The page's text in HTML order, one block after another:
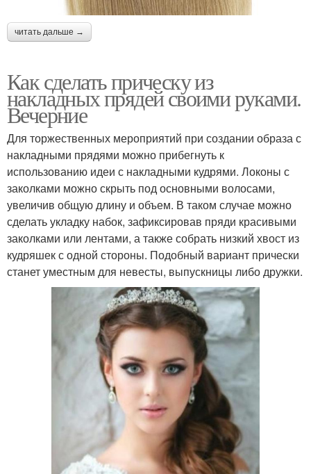
читать дальше →
Как сделать прическу из
накладных прядей своими руками.
Вечерние
Для торжественных мероприятий при создании образа с
накладными прядями можно прибегнуть к
использованию идеи с накладными кудрями. Локоны с
заколками можно скрыть под основными волосами,
увеличив общую длину и объем. В таком случае можно
сделать укладку набок, зафиксировав пряди красивыми
заколками или лентами, а также собрать низкий хвост из
кудряшек с одной стороны. Подобный вариант прически
станет уместным для невесты, выпускницы либо дружки.